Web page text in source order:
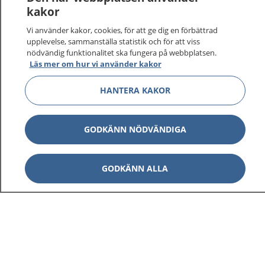
sjukdomar och vilka mottagningar du kan kontakta.
Logga in för att läsa din journal och göra dina
vårdärenden. Ring telefonnummer 1177 för
sjukvårdsrådgivning dygnet runt.
1177 ger dig råd när du vill må bättre.
1177 på flera språk Visa
kakor
Vi använder kakor, cookies, för att ge dig en förbättrad
upplevelse, sammanställa statistik och för att viss
nödvändig funktionalitet ska fungera på webbplatsen.
Läs mer om hur vi använder kakor
HANTERA KAKOR
GODKÄNN NÖDVÄNDIGA
GODKÄNN ALLA